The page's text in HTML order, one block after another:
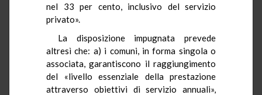
nel 33 per cento, inclusivo del servizio
privato».
La disposizione impugnata prevede
altresì che: a) i comuni, in forma singola o
associata, garantiscono il raggiungimento
del «livello essenziale della prestazione
attraverso obiettivi di servizio annuali»,